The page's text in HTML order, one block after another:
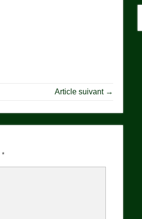
Article suivant →
*